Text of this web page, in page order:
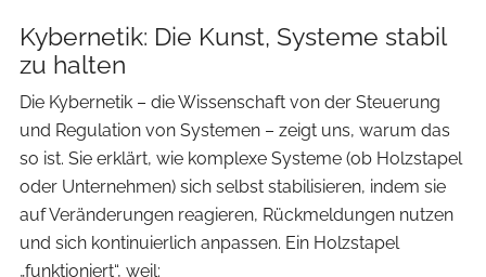
Kybernetik: Die Kunst, Systeme stabil
zu halten
Die Kybernetik – die Wissenschaft von der Steuerung
und Regulation von Systemen – zeigt uns, warum das
so ist. Sie erklärt, wie komplexe Systeme (ob Holzstapel
oder Unternehmen) sich selbst stabilisieren, indem sie
auf Veränderungen reagieren, Rückmeldungen nutzen
und sich kontinuierlich anpassen. Ein Holzstapel
„funktioniert“, weil: